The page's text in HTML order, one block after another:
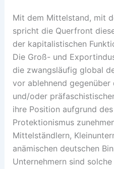
Mit dem Mittelstand, mit
spricht die Querfront
der kapitalistischen
Die Groß- und
die zwangsläufig global
vor ablehnend gegenüber
und/oder
ihre Position aufgrund
Protektionismus
Mittelständlern,
anämischen deutschen
Unternehmern sind